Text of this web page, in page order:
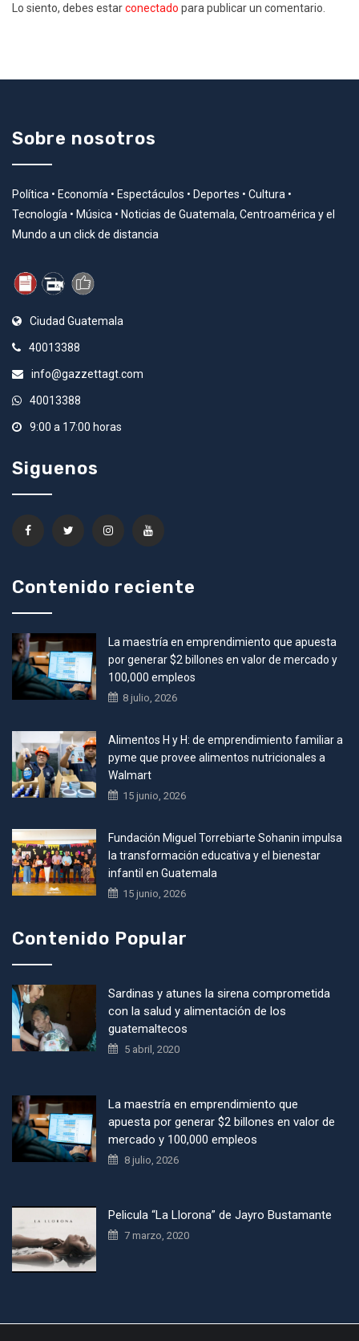
Lo siento, debes estarconectado para publicar un comentario.
Sobre nosotros
Política • Economía • Espectáculos • Deportes • Cultura •
Tecnología • Música • Noticias de Guatemala, Centroamérica y el
Mundo a un click de distancia
Ciudad Guatemala
40013388
info@gazzettagt.com
40013388
9:00 a 17:00 horas
Siguenos
Contenido reciente
La maestría en emprendimiento que apuesta
por generar $2 billones en valor de mercado y
100,000 empleos
8 julio, 2026
Alimentos H y H: de emprendimiento familiar a
pyme que provee alimentos nutricionales a
Walmart
15 junio, 2026
Fundación Miguel Torrebiarte Sohanin impulsa
la transformación educativa y el bienestar
infantil en Guatemala
15 junio, 2026
Contenido Popular
Sardinas y atunes la sirena comprometida
con la salud y alimentación de los
guatemaltecos
5 abril, 2020
La maestría en emprendimiento que
apuesta por generar $2 billones en valor de
mercado y 100,000 empleos
8 julio, 2026
Pelicula “La Llorona” de Jayro Bustamante
7 marzo, 2020